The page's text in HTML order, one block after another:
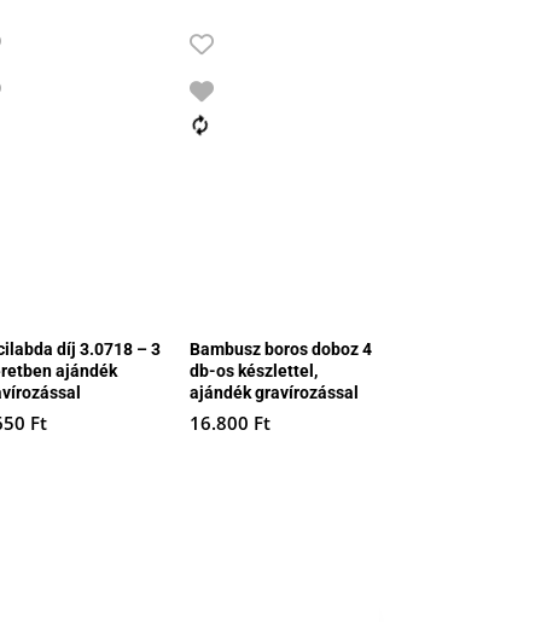
díj 3.0718 – 3
ajándék
Ft
Bambusz boros doboz 4
db-os készlettel,
ajándék gravírozással
16.800 Ft